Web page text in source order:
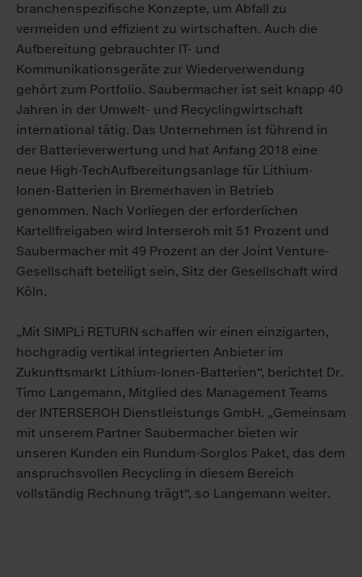
branchenspezifische Konzepte, um Abfall zu
vermeiden und effizient zu wirtschaften. Auch die
Aufbereitung gebrauchter IT- und
Kommunikationsgeräte zur Wiederverwendung
gehört zum Portfolio. Saubermacher ist seit knapp 40
Jahren in der Umwelt- und Recyclingwirtschaft
international tätig. Das Unternehmen ist führend in
der Batterieverwertung und hat Anfang 2018 eine
neue High-TechAufbereitungsanlage für Lithium-
Ionen-Batterien in Bremerhaven in Betrieb
genommen. Nach Vorliegen der erforderlichen
Kartellfreigaben wird Interseroh mit 51 Prozent und
Saubermacher mit 49 Prozent an der Joint Venture-
Gesellschaft beteiligt sein, Sitz der Gesellschaft wird
Köln.
„Mit SIMPLi RETURN schaffen wir einen einzigarten,
hochgradig vertikal integrierten Anbieter im
Zukunftsmarkt Lithium-Ionen-Batterien“, berichtet Dr.
Timo Langemann, Mitglied des Management Teams
der INTERSEROH Dienstleistungs GmbH. „Gemeinsam
mit unserem Partner Saubermacher bieten wir
unseren Kunden ein Rundum-Sorglos Paket, das dem
anspruchsvollen Recycling in diesem Bereich
vollständig Rechnung trägt“, so Langemann weiter.